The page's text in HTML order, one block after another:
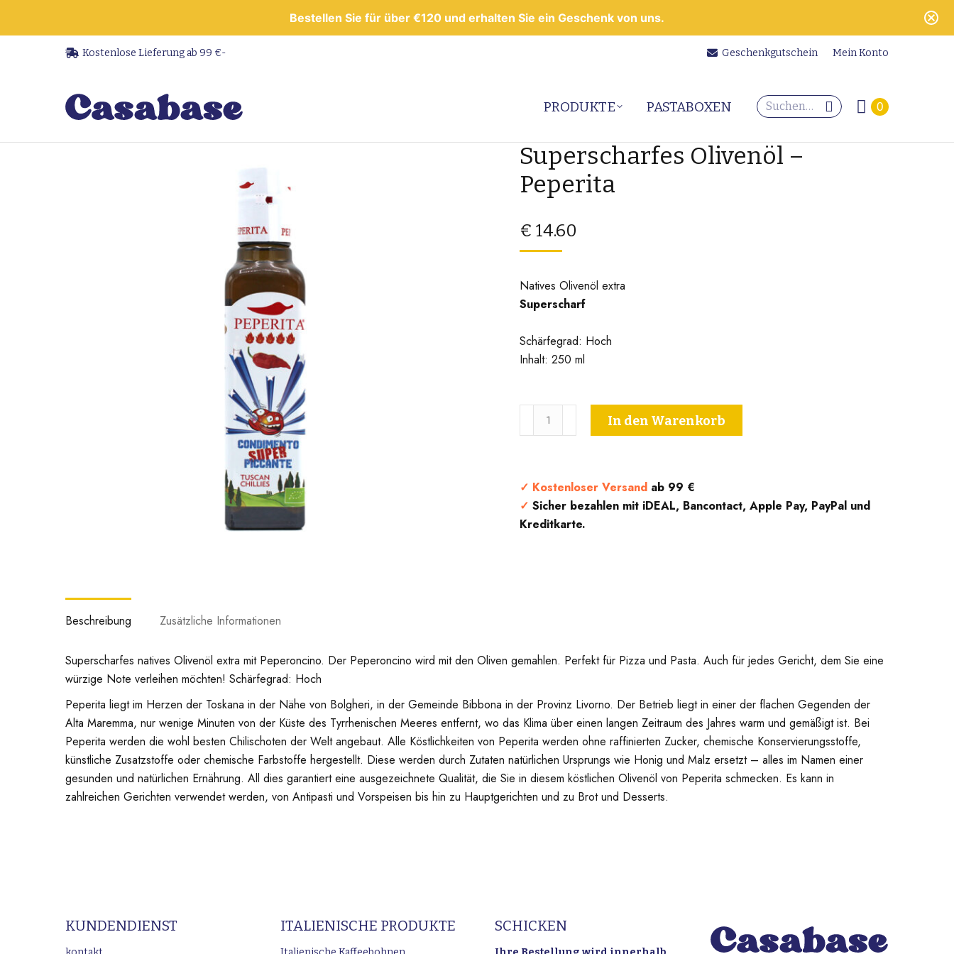
Bestellen Sie für über €120 und erhalten Sie ein Geschenk von uns.
Kostenlose Lieferung ab 99 €- Geschenkgutschein Mein Konto
PRODUKTE PASTABOXEN Search: 0
Superscharfes Olivenöl –
Peperita
€ 14.60
Natives Olivenöl extra
Superscharf
Schärfegrad: Hoch
Inhalt: 250 ml
Superscharfes
Olivenöl
Menge
In den Warenkorb
✓ Kostenloser Versand ab 99 €
✓ Sicher bezahlen mit iDEAL, Bancontact, Apple Pay, PayPal und
Kreditkarte.
Beschreibung Zusätzliche Informationen
Superscharfes natives Olivenöl extra mit Peperoncino. Der Peperoncino wird mit den Oliven gemahlen. Perfekt für Pizza und Pasta. Auch für jedes Gericht, dem Sie eine
würzige Note verleihen möchten! Schärfegrad: Hoch
Peperita liegt im Herzen der Toskana in der Nähe von Bolgheri, in der Gemeinde Bibbona in der Provinz Livorno. Der Betrieb liegt in einer der flachen Gegenden der
Alta Maremma, nur wenige Minuten von der Küste des Tyrrhenischen Meeres entfernt, wo das Klima über einen langen Zeitraum des Jahres warm und gemäßigt ist. Bei
Peperita werden die wohl besten Chilischoten der Welt angebaut. Alle Köstlichkeiten von Peperita werden ohne raffinierten Zucker, chemische Konservierungsstoffe,
künstliche Zusatzstoffe oder chemische Farbstoffe hergestellt. Diese werden durch Zutaten natürlichen Ursprungs wie Honig und Malz ersetzt – alles im Namen einer
gesunden und natürlichen Ernährung. All dies garantiert eine ausgezeichnete Qualität, die Sie in diesem köstlichen Olivenöl von Peperita schmecken. Es kann in
zahlreichen Gerichten verwendet werden, von Antipasti und Vorspeisen bis hin zu Hauptgerichten und zu Brot und Desserts.
KUNDENDIENST ITALIENISCHE PRODUKTE SCHICKEN